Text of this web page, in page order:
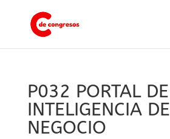
P032 PORTAL DE
INTELIGENCIA DE
NEGOCIO